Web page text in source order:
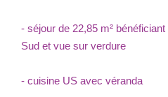
- séjour de 22,85 m²
Sud et vue sur verdure
- cuisine US avec véranda